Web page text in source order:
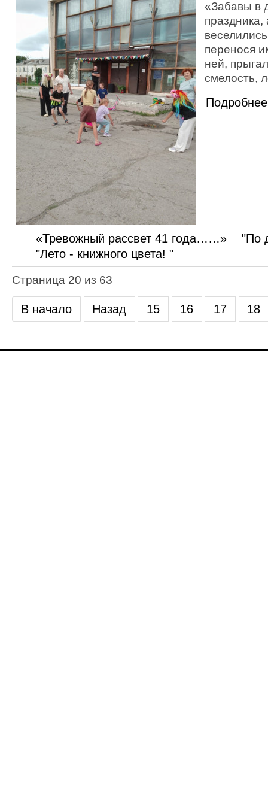
«Забавы в
перенося
ней,
смелость,
«Тревожный рассвет 41 года……»
"По
"Лето - книжного цвета! "
Страница 20 из 63
В начало Назад 15 16 17 18